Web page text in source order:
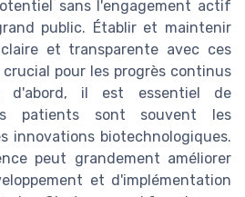
sans l'engagement actif
public. Établir et maintenir
et transparente avec ces
pour les progrès continus
d'abord, il est essentiel de
patients sont souvent les
innovations biotechnologiques.
peut grandement améliorer
et d'implémentation